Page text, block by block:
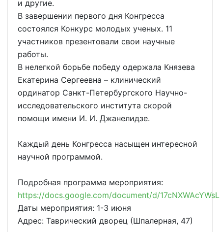
и другие.
В завершении первого дня Конгресса
состоялся Конкурс молодых ученых. 11
участников презентовали свои научные
работы.
В нелегкой борьбе победу одержала Князева
Екатерина Сергеевна – клинический
ординатор Санкт-Петербургского Научно-
исследовательского института скорой
помощи имени И. И. Джанелидзе.
Каждый день Конгресса насыщен интересной
научной программой.
Подробная программа мероприятия:
https://docs.google.com/document/d/
Даты мероприятия: 1-3 июня
Адрес: Таврический дворец (Шпалерная, 47)